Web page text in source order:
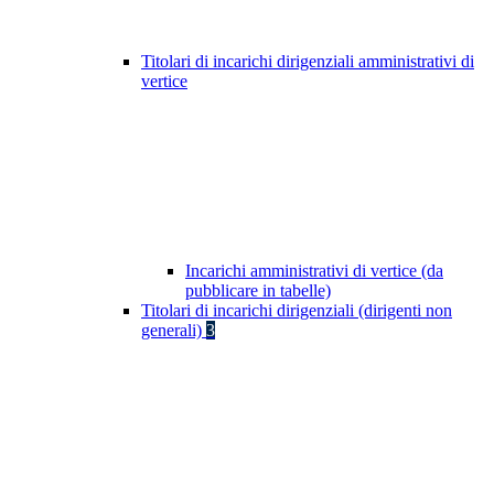
Titolari di incarichi dirigenziali amministrativi di
vertice
Incarichi amministrativi di vertice (da
pubblicare in tabelle)
Titolari di incarichi dirigenziali (dirigenti non
generali) 3